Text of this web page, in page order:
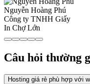
Nguyễn Hoàng Phú
Công ty TNHH Giấy
In Chợ Lớn
Câu hỏi thường
Hosting giá rẻ phù hợp với